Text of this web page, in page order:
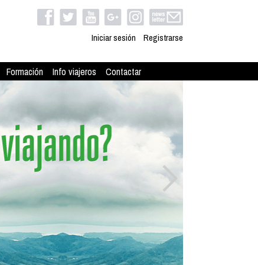
Iniciar sesión Registrarse
Formación Info viajeros Contactar